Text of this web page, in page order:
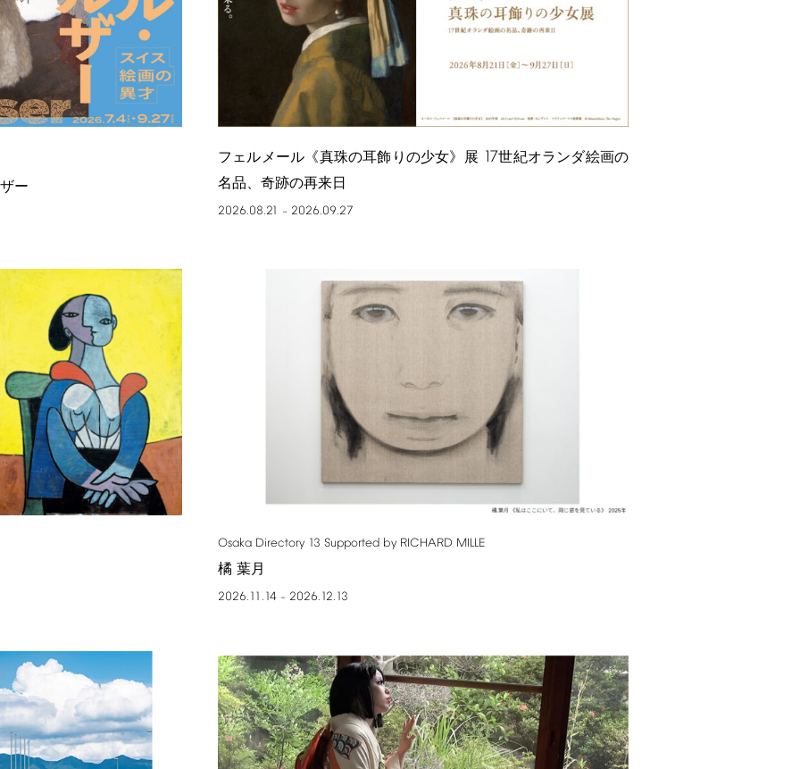
ー
フェルメール《真珠の耳飾りの少女》展 17世紀オランダ絵画の
名品、奇跡の再来日
2026.08.21 – 2026.09.27
Osaka Directory 13 Supported by RICHARD MILLE
橘 葉月
2026.11.14 – 2026.12.13